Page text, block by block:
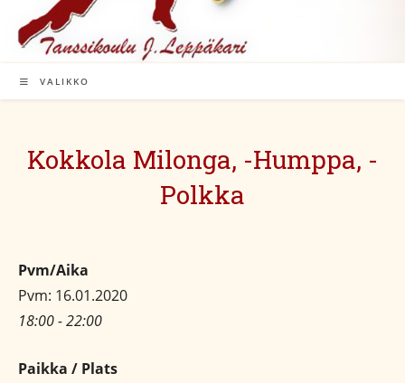
VALIKKO
Kokkola Milonga, -Humppa, -
Polkka
Pvm/Aika
Pvm: 16.01.2020
18:00 - 22:00
Paikka / Plats